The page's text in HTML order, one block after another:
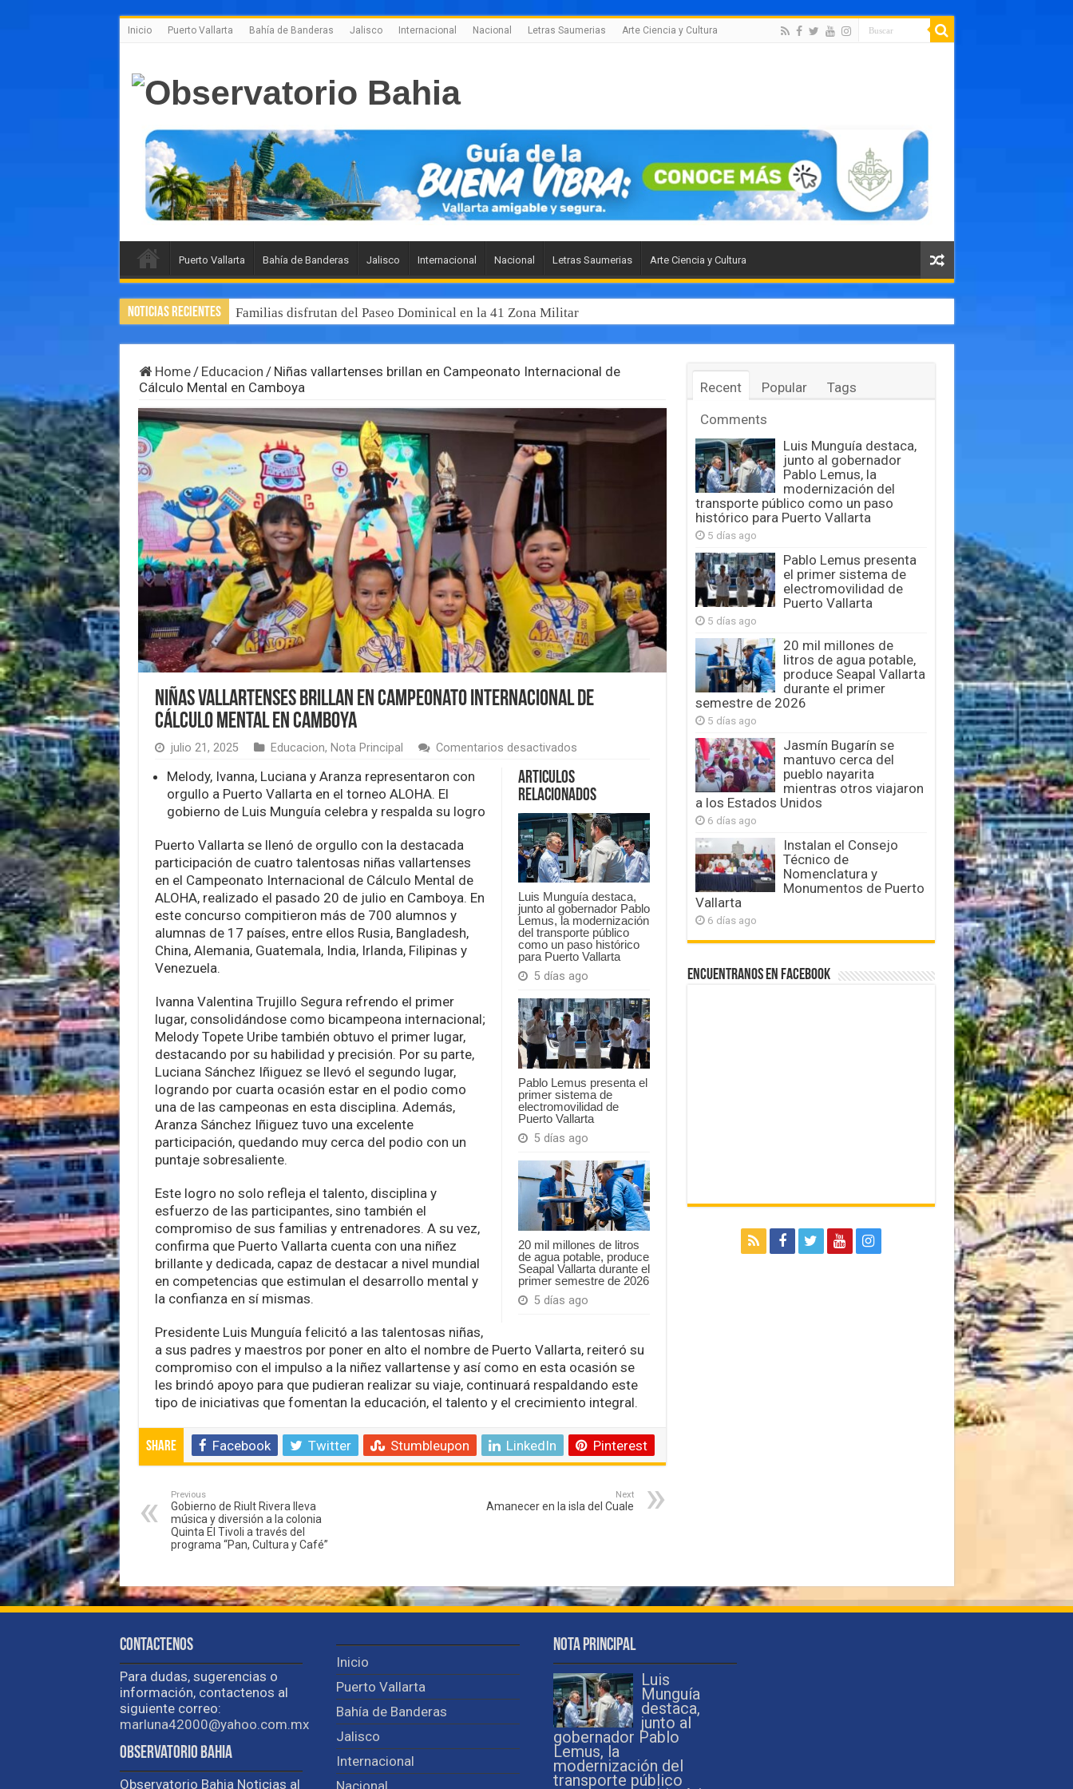
Inicio Puerto Vallarta Bahía de Banderas Jalisco Internacional Nacional Letras Saumerias Arte Ciencia y Cultura
Puerto Vallarta Bahía de Banderas Jalisco Internacional Nacional Letras Saumerias Arte Ciencia y Cultura
Noticias Recientes Familias disfrutan del Paseo Dominical en la 41 Zona Militar
Home / Educacion / Niñas vallartenses brillan en Campeonato Internacional de
Cálculo Mental en Camboya
Niñas vallartenses brillan en Campeonato Internacional de
Cálculo Mental en Camboya
julio 21, 2025 Educacion, Nota Principal Comentarios desactivadosen
brillan
en
Campeonato
Internacional
de
Cálculo
Mental
en
Camboya
Articulos
Relacionados
Luis Munguía destaca,
junto al gobernador Pablo
Lemus, la modernización
del transporte público
como un paso histórico
para Puerto Vallarta
5 días ago
Pablo Lemus presenta el
primer sistema de
electromovilidad de
Puerto Vallarta
5 días ago
20 mil millones de litros
de agua potable, produce
Seapal Vallarta durante el
primer semestre de 2026
5 días ago
Melody, Ivanna, Luciana y Aranza representaron con
orgullo a Puerto Vallarta en el torneo ALOHA. El
gobierno de Luis Munguía celebra y respalda su logro
Puerto Vallarta se llenó de orgullo con la destacada
participación de cuatro talentosas niñas vallartenses
en el Campeonato Internacional de Cálculo Mental de
ALOHA, realizado el pasado 20 de julio en Camboya. En
este concurso compitieron más de 700 alumnos y
alumnas de 17 países, entre ellos Rusia, Bangladesh,
China, Alemania, Guatemala, India, Irlanda, Filipinas y
Venezuela.
Ivanna Valentina Trujillo Segura refrendo el primer
lugar, consolidándose como bicampeona internacional;
Melody Topete Uribe también obtuvo el primer lugar,
destacando por su habilidad y precisión. Por su parte,
Luciana Sánchez Iñiguez se llevó el segundo lugar,
logrando por cuarta ocasión estar en el podio como
una de las campeonas en esta disciplina. Además,
Aranza Sánchez Iñiguez tuvo una excelente
participación, quedando muy cerca del podio con un
puntaje sobresaliente.
Este logro no solo refleja el talento, disciplina y
esfuerzo de las participantes, sino también el
compromiso de sus familias y entrenadores. A su vez,
confirma que Puerto Vallarta cuenta con una niñez
brillante y dedicada, capaz de destacar a nivel mundial
en competencias que estimulan el desarrollo mental y
la confianza en sí mismas.
Presidente Luis Munguía felicitó a las talentosas niñas,
a sus padres y maestros por poner en alto el nombre de Puerto Vallarta, reiteró su
compromiso con el impulso a la niñez vallartense y así como en esta ocasión se
les brindó apoyo para que pudieran realizar su viaje, continuará respaldando este
tipo de iniciativas que fomentan la educación, el talento y el crecimiento integral.
Share Facebook Twitter Stumbleupon LinkedIn Pinterest
Previous
Gobierno de Riult Rivera lleva
música y diversión a la colonia
Quinta El Tivoli a través del
programa “Pan, Cultura y Café”
Next
Amanecer en la isla del Cuale
Recent Popular
Tags
Comments
Luis Munguía destaca,
junto al gobernador
Pablo Lemus, la
modernización del
transporte público como un paso
histórico para Puerto Vallarta
5 días ago
Pablo Lemus presenta
el primer sistema de
electromovilidad de
Puerto Vallarta
5 días ago
20 mil millones de
litros de agua potable,
produce Seapal Vallarta
durante el primer
semestre de 2026
5 días ago
Jasmín Bugarín se
mantuvo cerca del
pueblo nayarita
mientras otros viajaron
a los Estados Unidos
6 días ago
Instalan el Consejo
Técnico de
Nomenclatura y
Monumentos de Puerto
Vallarta
6 días ago
Encuentranos en Facebook
Contactenos
Para dudas, sugerencias o
información, contactenos al
siguiente correo:
marluna42000@yahoo.com.mx
Observatorio Bahia
Observatorio Bahia Noticias al
Inicio
Puerto Vallarta
Bahía de Banderas
Jalisco
Internacional
Nacional
Nota Principal
Luis
Munguía
destaca,
junto al
gobernador Pablo
Lemus, la
modernización del
transporte público